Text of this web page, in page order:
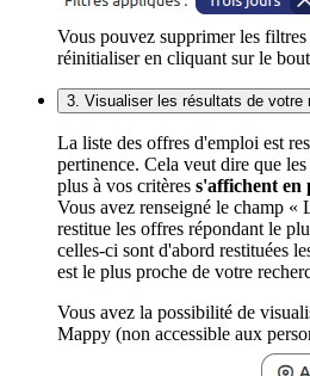
Vous pouvez supprimer les
réinitialiser en cliquant sur le
3. Visualiser les résultats de votre
La liste des offres d'emploi est
pertinence. Cela veut dire que
plus à vos critères s'affichent en
Vous avez renseigné le champ «
restitue les offres répondant le
celles-ci sont d'abord restituées
est le plus proche de votre
Vous avez la possibilité de
Mappy (non accessible aux